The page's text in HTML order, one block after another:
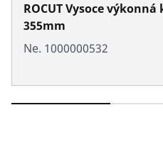
ROCUT Vysoce
355mm
Ne. 1000000532